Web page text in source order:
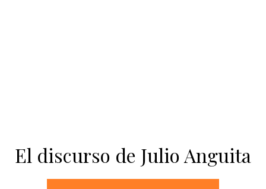
El discurso de Julio Anguita